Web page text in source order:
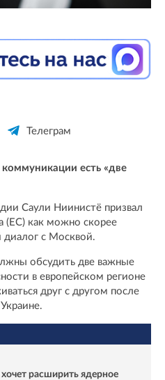
Телеграм
есть «две
Саули Ниинистё призвал
(ЕС) как можно скорее
диалог с Москвой.
обсудить две важные
в европейском регионе
друг с другом после
расширить ядерное